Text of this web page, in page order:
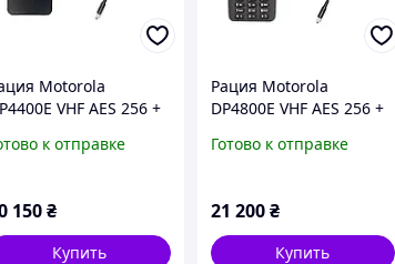
Motorola
VHF AES 256 +
к отправке
150₴
Купить
Рация Motorola
DP4800E VHF AES 256 +
Готово к отправке
21 200₴
Купить